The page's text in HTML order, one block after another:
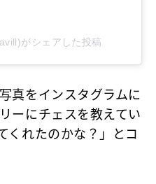
がシェアした投稿
真をインスタグラムに
ーにチェスを教えてい
くれたのかな？」とコ